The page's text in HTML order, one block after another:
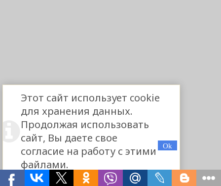
Этот сайт использует cookie
для хранения данных.
Продолжая использовать
сайт, Вы даете свое
согласие на работу с этими
файлами.